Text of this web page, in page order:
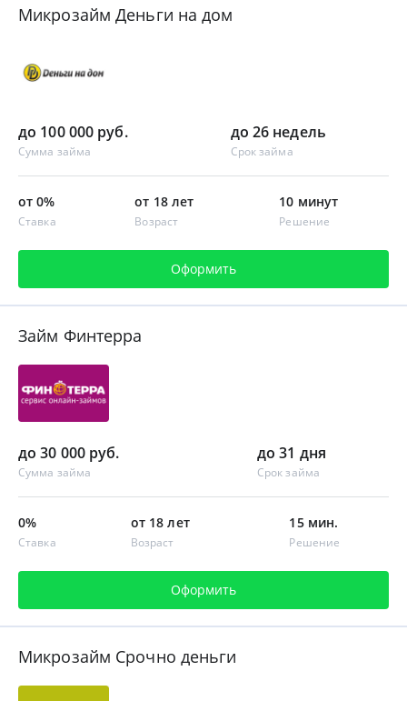
Микрозайм Деньги на дом
до 100 000 руб.
Сумма займа
до 26 недель
Срок займа
от 0%
Ставка
от 18 лет
Возраст
10 минут
Решение
Оформить
Займ Финтерра
до 30 000 руб.
Сумма займа
до 31 дня
Срок займа
0%
Ставка
от 18 лет
Возраст
15 мин.
Решение
Оформить
Микрозайм Срочно деньги